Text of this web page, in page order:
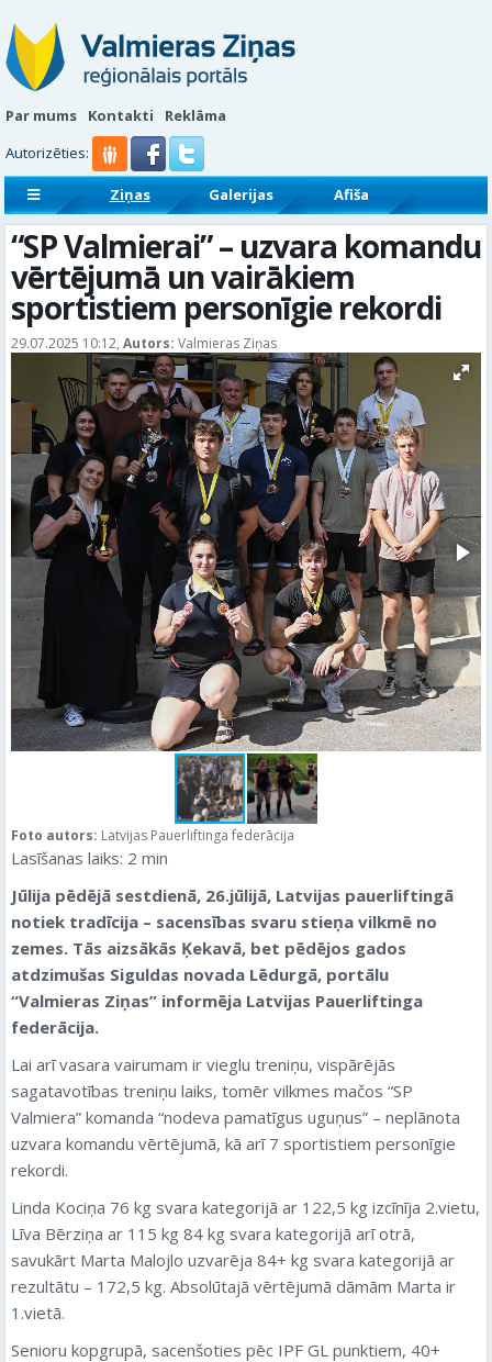
Par mums Kontakti
Reklāma
Autorizēties:
Ziņas Galerijas
Afiša
Sludinājumi
Reklāmraksti
“SP Valmierai” – uzvara komandu
vērtējumā un vairākiem
sportistiem personīgie rekordi
29.07.2025 10:12, Autors: Valmieras Ziņas
Foto autors: Latvijas Pauerliftinga federācija
Lasīšanas laiks: 2 min
Jūlija pēdējā sestdienā, 26.jūlijā, Latvijas pauerliftingā
notiek tradīcija – sacensības svaru stieņa vilkmē no
zemes. Tās aizsākās Ķekavā, bet pēdējos gados
atdzimušas Siguldas novada Lēdurgā, portālu
“Valmieras Ziņas” informēja Latvijas Pauerliftinga
federācija.
Lai arī vasara vairumam ir vieglu treniņu, vispārējās
sagatavotības treniņu laiks, tomēr vilkmes mačos “SP
Valmiera” komanda “nodeva pamatīgus uguņus” – neplānota
uzvara komandu vērtējumā, kā arī 7 sportistiem personīgie
rekordi.
Linda Kociņa 76 kg svara kategorijā ar 122,5 kg izcīnīja 2.vietu,
Līva Bērziņa ar 115 kg 84 kg svara kategorijā arī otrā,
savukārt Marta Malojlo uzvarēja 84+ kg svara kategorijā ar
rezultātu – 172,5 kg. Absolūtajā vērtējumā dāmām Marta ir
1.vietā.
Senioru kopgrupā, sacenšoties pēc IPF GL punktiem, 40+